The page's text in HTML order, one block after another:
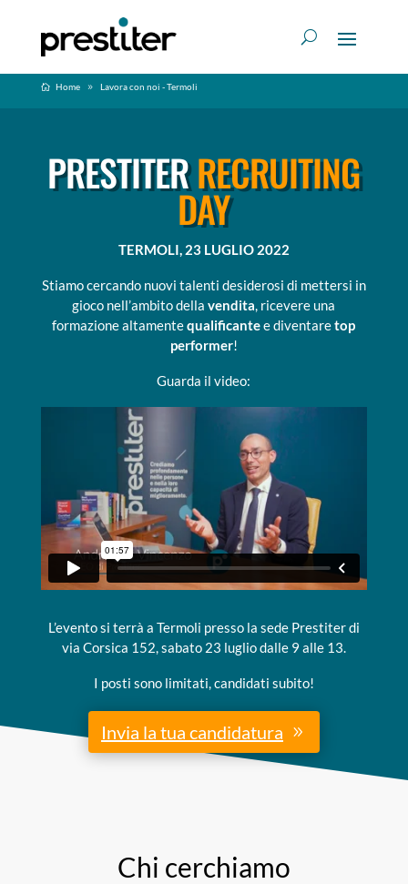
Home Lavora con noi - Termoli
PRESTITERRECRUITING
DAY
TERMOLI, 23 LUGLIO 2022
Stiamo cercando nuovi talenti desiderosi di mettersi in
gioco nell’ambito dellavendita, ricevere una
formazione altamentequalificantee diventaretop
performer!
Guarda il video:
L’evento si terrà a Termoli presso la sede Prestiter di
via Corsica 152, sabato 23 luglio dalle 9 alle 13.
I posti sono limitati, candidati subito!
Invia la tua candidatura
Chi cerchiamo